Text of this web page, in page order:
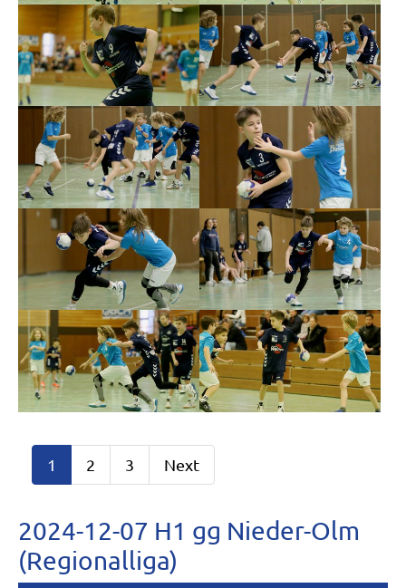
1 2 3 Next
2024-12-07 H1 gg Nieder-Olm
(Regionalliga)